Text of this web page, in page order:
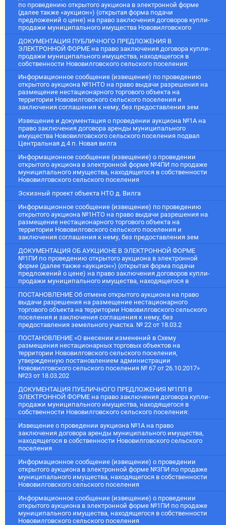
по проведению открытого аукциона в электронной форме
(далее также «аукцион») (открытая форма подачи
предложений о цене) на право заключения договоров купли-
продажи муниципального имущества Нововилговского
ДОКУМЕНТАЦИЯ ПУБЛИЧНОГО ПРЕДЛОЖЕНИЯ В
ЭЛЕКТРОННОЙ ФОРМЕ на право заключения договора купли-
продажи муниципального имущества, находящегося в
собственности Нововилговского сельского поселения:
Информационное сообщение (извещение) по проведению
открытого аукциона №1НТО на право выдачи разрешения на
размещение нестационарного торгового объекта на
территории Нововилговского сельского поселения и
заключения соглашения к нему, без предоставления зем
Извещение и документация о проведении аукциона №1А на
право заключения договора аренды муниципального
имущества Нововилговского сельского поселения подвал
Центральная д.4 п. Новая вилга
Информационное сообщение (извещение) о проведении
открытого аукциона в электронной форме №4ПИ по продаже
муниципального имущества, находящегося в собственности
Нововилговского сельского поселения
Эскизный проект объекта НТО д. Вилга
Информационное сообщение (извещение) по проведению
открытого аукциона №1НТО на право выдачи разрешения на
размещение нестационарного торгового объекта на
территории Нововилговского сельского поселения и
заключения соглашения к нему, без предоставления зем
ДОКУМЕНТАЦИЯ ОБ АУКЦИОНЕ В ЭЛЕКТРОННОЙ ФОРМЕ
№1ПИ по проведению открытого аукциона в электронной
форме (далее также «аукцион») (открытая форма подачи
предложений о цене) на право заключения договоров купли-
продажи муниципального имущества, находящегося в
ПОСТАНОВЛЕНИЕ Об отмене открытого аукциона на право
выдачи разрешения на размещение нестационарного
торгового объекта на территории Нововилговского сельского
поселения и заключения соглашения к нему, без
предоставления земельного участка. № 22 от 18.03.2
ПОСТАНОВЛЕНИЕ «О внесении изменений в Схему
размещения нестационарных торговых объектов на
территории Нововилговского сельского поселения,
утвержденную постановлением администрации
Нововилговского сельского поселения № 67 от 26.10.2017»
№23 от 18.03.202
ДОКУМЕНТАЦИЯ ПУБЛИЧНОГО ПРЕДЛОЖЕНИЯ №1ПП В
ЭЛЕКТРОННОЙ ФОРМЕ на право заключения договора купли-
продажи муниципального имущества, находящегося в
собственности Нововилговского сельского поселения:
Извещение о проведении аукциона №1А на право
заключения договора аренды муниципального имущества,
находящегося в собственности Нововилговского сельского
поселения
Информационное сообщение (извещение) о проведении
открытого аукциона в электронной форме №3ПИ по продаже
муниципального имущества, находящегося в собственности
Нововилговского сельского поселения
Информационное сообщение (извещение) о проведении
открытого аукциона в электронной форме №1ПИ по продаже
муниципального имущества, находящегося в собственности
Нововилговского сельского поселения